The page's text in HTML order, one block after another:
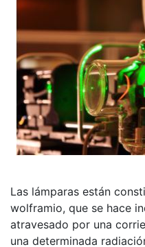
Las lámparas están
wolframio, que se hace
atravesado por una
una determinada